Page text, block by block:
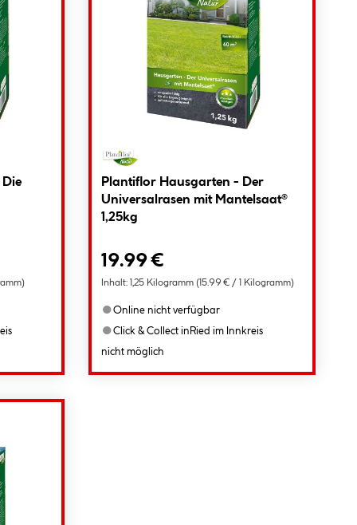
Plantiflor Hausgarten - Der
Universalrasen mit Mantelsaat®
1,25kg
19.99 €
Inhalt: 1,25 Kilogramm (15.99 € / 1 Kilogramm)
●Online nicht verfügbar
●Click & Collect in Ried im Innkreis
nicht möglich